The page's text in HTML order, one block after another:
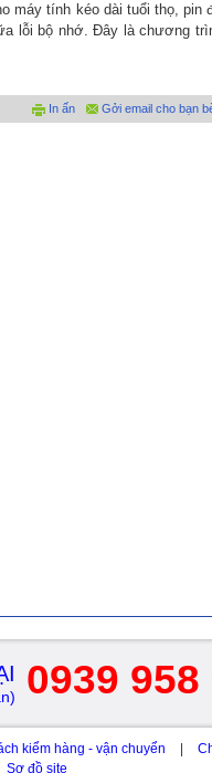
máy tính kéo dài tuổi thọ, pin
lỗi bộ nhớ. Đây là chương
Gởi email cho bạn
In ấn
0939 958
kiểm hàng - vận chuyển
Sơ đồ site